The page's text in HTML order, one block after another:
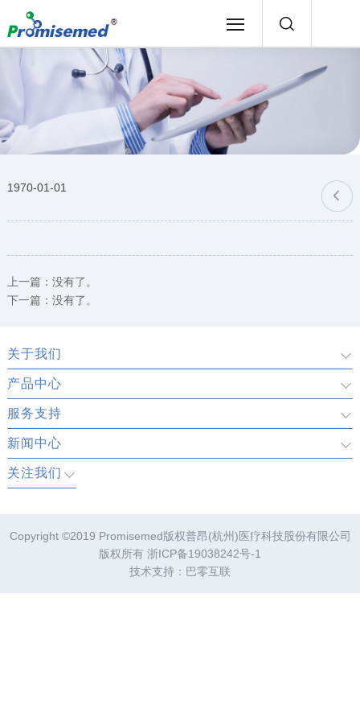
1970-01-01
上一篇：没有了。
下一篇：没有了。
关于我们
产品中心
服务支持
新闻中心
关注我们
Copyright ©2019 Promisemed版权普昂(杭州)医疗科技股份有限公司
版权所有 浙ICP备19038242号-1
技术支持： 巴零互联